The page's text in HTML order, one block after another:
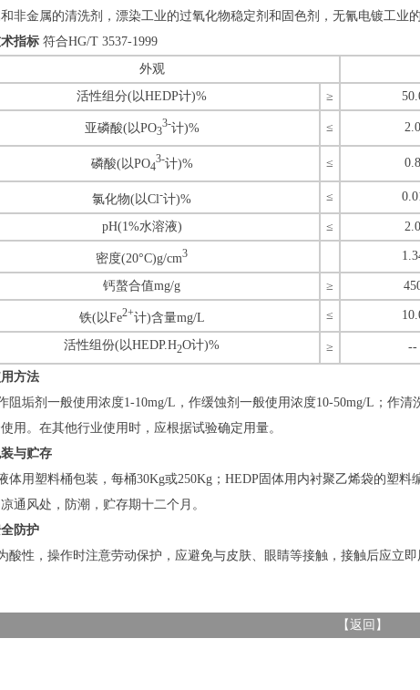
非金属的清洗剂，漂染工业的过氧化物稳定剂和固色剂，无氰电镀工业
指标 符合HG/T 3537-1999
外观
活性组分(以HEDP计)%
≥
亚磷酸(以PO3
3-计)% ≤ 2.0
磷酸(以PO4
3-计)% ≤ 0.8
氯化物(以Cl-计)% ≤
pH(1%水溶液) ≤ 2.0
密度(20°C)g/cm3
钙螯合值mg/g ≥
铁(以Fe2+计)含量mg/L ≤
活性组份(以HEDP.H2O计)% ≥ --
方法
阻垢剂一般使用浓度1-10mg/L，作缓蚀剂一般使用浓度10-50mg/L；作
用。在其他行业使用时，应根据试验确定用量。
与贮存
体用塑料桶包装，每桶30Kg或250Kg；HEDP固体用内衬聚乙烯袋的塑
通风处，防潮，贮存期十二个月。
防护
酸性，操作时注意劳动保护，应避免与皮肤、眼睛等接触，接触后应立
【 返回 】